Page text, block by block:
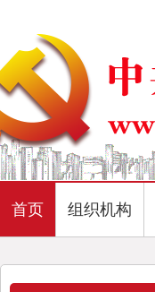
首页 组织机构